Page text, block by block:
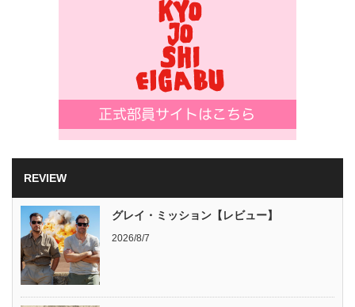
REVIEW
グレイ・ミッション【レビュー】
2026/8/7